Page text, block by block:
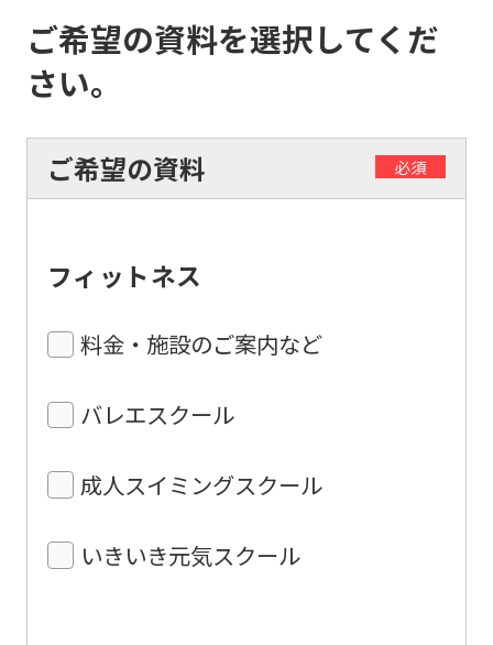
ご希望の資料を選択してくだ
さい。
ご希望の資料 必須
フィットネス
料金・施設のご案内など
バレエスクール
成人スイミングスクール
いきいき元気スクール